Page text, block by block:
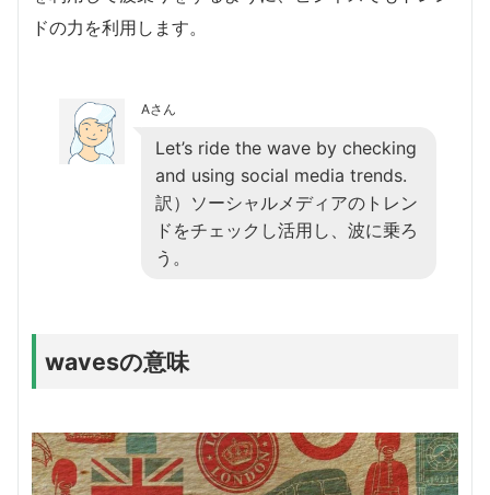
ドの力を利用します。
Aさん
Let’s ride the wave by checking
and using social media trends.
訳）ソーシャルメディアのトレン
ドをチェックし活用し、波に乗ろ
う。
wavesの意味